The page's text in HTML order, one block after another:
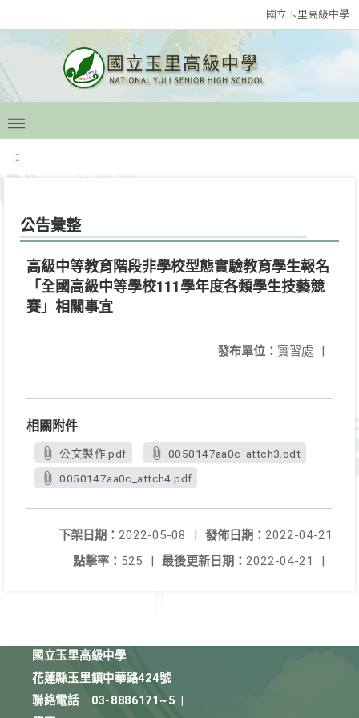
國立玉里高級中學
:::
公告彙整
高級中等教育階段非學校型態實驗教育學生報名
「全國高級中等學校111學年度各類學生技藝競
賽」相關事宜
發布單位： 實習處 |
相關附件
公文製作.pdf
0050147aa0c_attch3.odt
0050147aa0c_attch4.pdf
發佈日期： 2022-04-21
下架日期： 2022-05-08
|
最後更新日期： 2022-04-21 |
點擊率： 525 |
國立玉里高級中學
花蓮縣玉里鎮中華路424號
聯絡電話
03-8886171~5